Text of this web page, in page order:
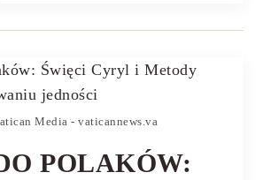
Media - vaticannews.va
POLAKÓW: